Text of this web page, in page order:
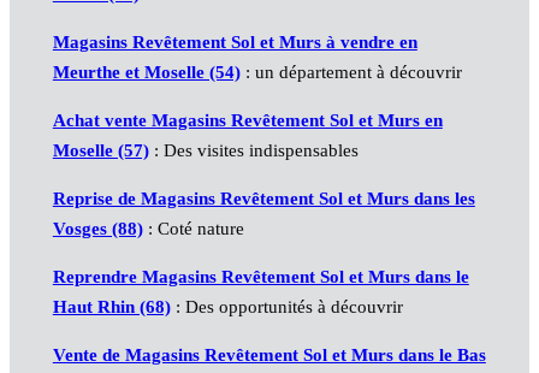
Magasins Revêtement Sol et Murs à vendre en
Meurthe et Moselle (54): un département à découvrir
Achat vente Magasins Revêtement Sol et Murs en
Moselle (57): Des visites indispensables
Reprise de Magasins Revêtement Sol et Murs dans les
Vosges (88): Coté nature
Reprendre Magasins Revêtement Sol et Murs dans le
Haut Rhin (68): Des opportunités à découvrir
Vente de Magasins Revêtement Sol et Murs dans le Bas